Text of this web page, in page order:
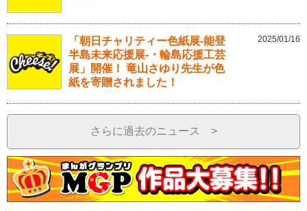
「朝日チャリティー色紙展-能登
半島未来応援展-・輪島応援工芸
展」開催！ 竜山さゆり先生が色
紙を寄贈されました！
2025/01/16
さらに過去のニュース >